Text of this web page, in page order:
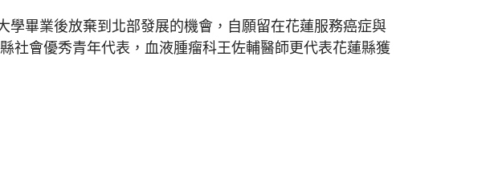
畢業後放棄到北部發展的機會，自願留在花蓮服務癌症與
社會優秀青年代表，血液腫瘤科王佐輔醫師更代表花蓮縣獲